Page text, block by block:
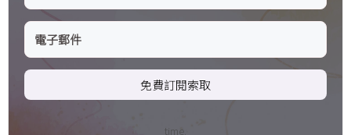
免費訂閱索取
time.